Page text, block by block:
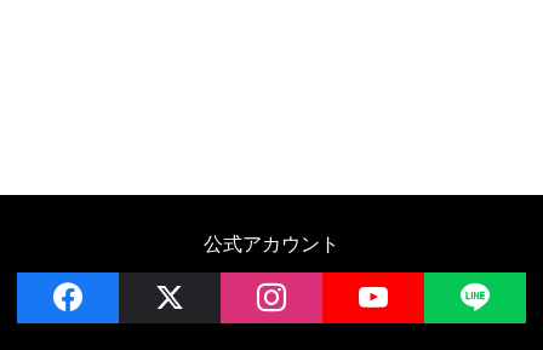
公式アカウント
facebook instagram YouTube